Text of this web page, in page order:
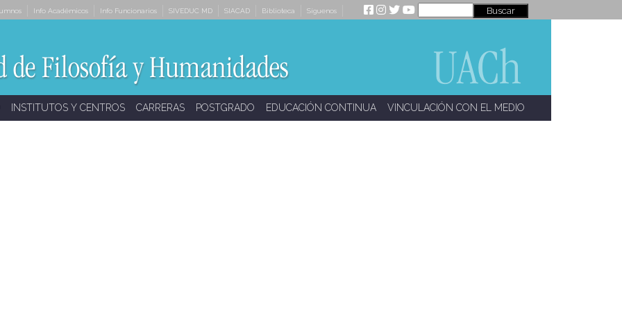
Info Académicos Info Funcionarios SIVEDUC MD SIACAD Biblioteca Síguenos
INSTITUTOS Y CENTROS CARRERAS POSTGRADO EDUCACIÓN CONTINUA VINCULACIÓN CON EL MEDIO